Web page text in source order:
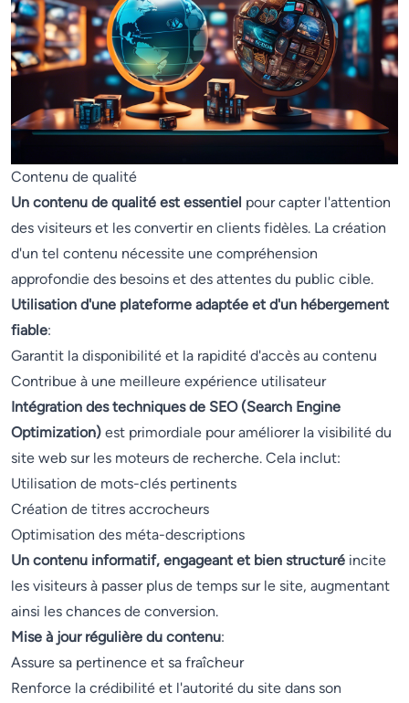
Contenu de qualité
Un contenu de qualité est essentiel pour capter l'attention
des visiteurs et les convertir en clients fidèles. La création
d'un tel contenu nécessite une compréhension
approfondie des besoins et des attentes du public cible.
Utilisation d'une plateforme adaptée et d'un hébergement
fiable:
Garantit la disponibilité et la rapidité d'accès au contenu
Contribue à une meilleure expérience utilisateur
Intégration des techniques de SEO (Search Engine
Optimization) est primordiale pour améliorer la visibilité du
site web sur les moteurs de recherche. Cela inclut:
Utilisation de mots-clés pertinents
Création de titres accrocheurs
Optimisation des méta-descriptions
Un contenu informatif, engageant et bien structuré incite
les visiteurs à passer plus de temps sur le site, augmentant
ainsi les chances de conversion.
Mise à jour régulière du contenu:
Assure sa pertinence et sa fraîcheur
Renforce la crédibilité et l'autorité du site dans son